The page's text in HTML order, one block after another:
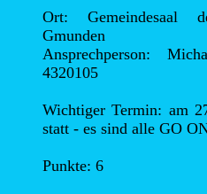
Ort: Gemeindesaal
Gmunden
Ansprechperson:
4320105
Wichtiger Termin: am
statt - es sind alle GO
Punkte: 6